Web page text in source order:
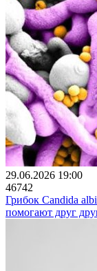
29.06.2026 19:00
46742
Грибок Candida
помогают друг